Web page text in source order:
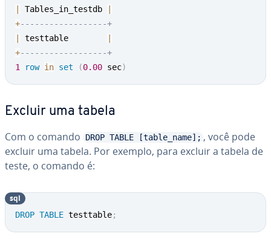
Tables_in_testdb
+------------------+
testtable
+------------------+
1
row in set (0.00 sec)
Excluir uma tabela
Com o comando DROP TABLE [table_name]; , você pode
excluir uma tabela. Por exemplo, para excluir a tabela de
teste, o comando é:
DROP TABLE testtable;
sql